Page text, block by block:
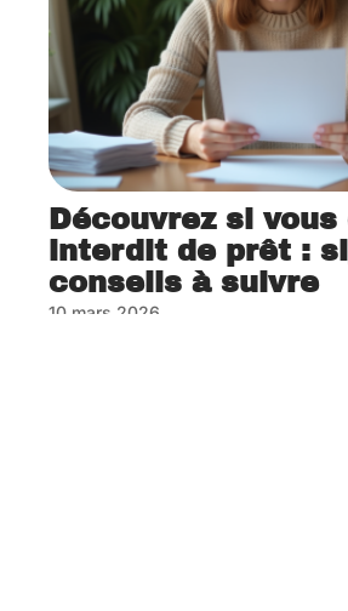
Découvrez si
interdit de prêt :
conseils à suivre
10 mars 2026